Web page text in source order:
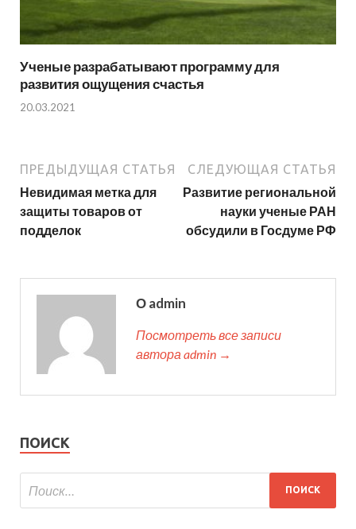
Ученые разрабатывают программу для
развития ощущения счастья
20.03.2021
ПРЕДЫДУЩАЯ СТАТЬЯ
Невидимая метка для
защиты товаров от
подделок
СЛЕДУЮЩАЯ СТАТЬЯ
Развитие региональной
науки ученые РАН
обсудили в Госдуме РФ
О admin
Посмотреть все записи
автора admin →
ПОИСК